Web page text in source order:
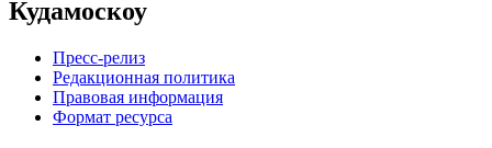
Кудамоскоу
Пресс-релиз
Редакционная политика
Правовая информация
Формат ресурса